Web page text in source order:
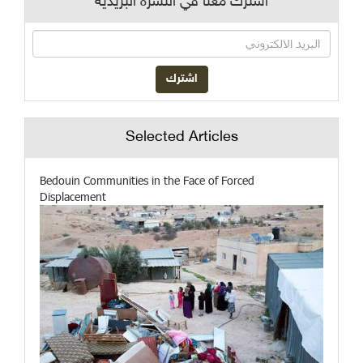
Selected Articles
Bedouin Communities in the Face of Forced
Displacement